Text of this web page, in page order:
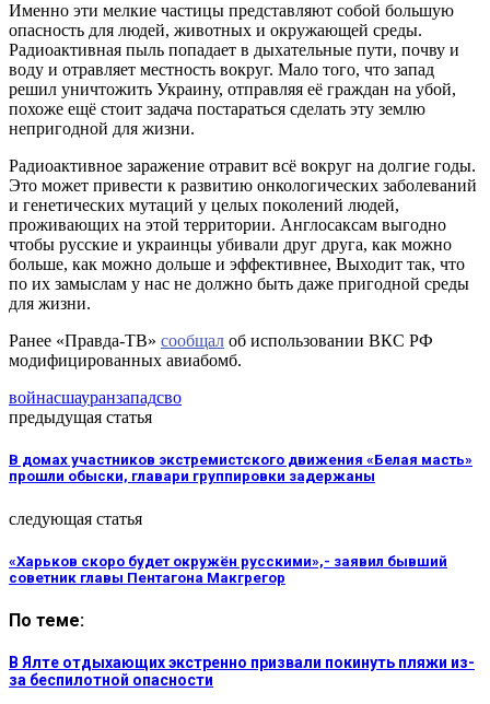
Именно эти мелкие частицы представляют собой большую
опасность для людей, животных и окружающей среды.
Радиоактивная пыль попадает в дыхательные пути, почву и
воду и отравляет местность вокруг. Мало того, что запад
решил уничтожить Украину, отправляя её граждан на убой,
похоже ещё стоит задача постараться сделать эту землю
непригодной для жизни.
Радиоактивное заражение отравит всё вокруг на долгие годы.
Это может привести к развитию онкологических заболеваний
и генетических мутаций у целых поколений людей,
проживающих на этой территории. Англосаксам выгодно
чтобы русские и украинцы убивали друг друга, как можно
больше, как можно дольше и эффективнее, Выходит так, что
по их замыслам у нас не должно быть даже пригодной среды
для жизни.
Ранее «Правда-ТВ» сообщал об использовании ВКС РФ
модифицированных авиабомб.
войнасшауранзападсво
предыдущая статья
В домах участников экстремистского движения «Белая масть»
прошли обыски, главари группировки задержаны
следующая статья
«Харьков скоро будет окружён русскими»,- заявил бывший
советник главы Пентагона Макгрегор
По теме:
В Ялте отдыхающих экстренно призвали покинуть пляжи из-
за беспилотной опасности